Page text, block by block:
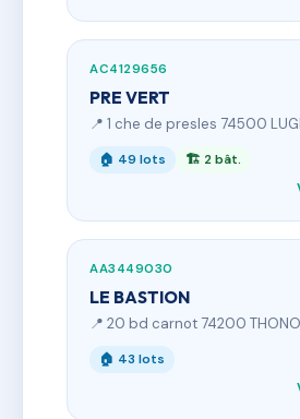
AC4129656
PRE VERT
📍 1 che de presles 74500
🏠 49 lots 🏗 2 bât.
AA3449030
LE BASTION
📍 20 bd carnot 74200
🏠 43 lots